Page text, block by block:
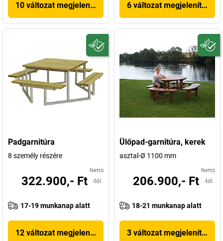
10 változat megjelenítése 6 változat megjelenítése
Padgarnitúra
8 személy részére
Nettó
322.900,- Ft -tól
17-19 munkanap alatt
12 változat megjelenítése
Ülőpad-garnitúra, kerek
asztal-Ø 1100 mm
Nettó
206.900,- Ft -tól
18-21 munkanap alatt
3 változat megjelenítése